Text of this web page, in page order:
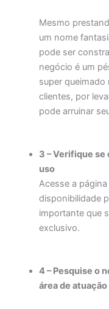
Mesmo
um nome
pode ser
negócio é um
super queimado
clientes, por
pode arruinar
3 – Verifique se
uso
Acesse a
disponibilidade
importante que
exclusivo.
4 – Pesquise o
área de atuação